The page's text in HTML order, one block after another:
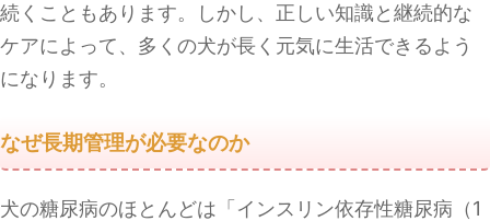
続くこともあります。しかし、正しい知識と継続的な
ケアによって、多くの犬が長く元気に生活できるよう
になります。
なぜ長期管理が必要なのか
犬の糖尿病のほとんどは「インスリン依存性糖尿病（1